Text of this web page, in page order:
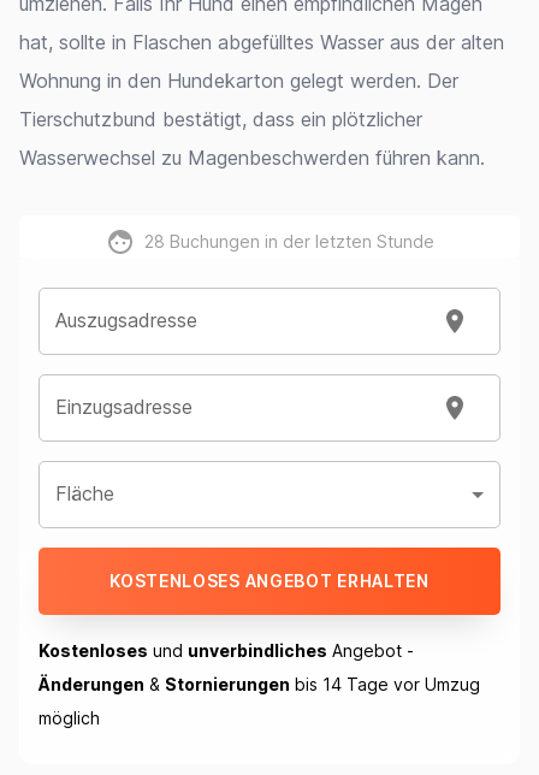
hat, sollte in Flaschen abgefülltes Wasser aus der alten
Wohnung in den Hundekarton gelegt werden. Der
Tierschutzbund bestätigt, dass ein plötzlicher
Wasserwechsel zu Magenbeschwerden führen kann.
28 Buchungen in der letzten Stunde
Auszugsadresse
Einzugsadresse
Fläche
KOSTENLOSES ANGEBOT ERHALTEN
Kostenloses und unverbindliches Angebot -
Änderungen & Stornierungen bis 14 Tage vor Umzug
möglich